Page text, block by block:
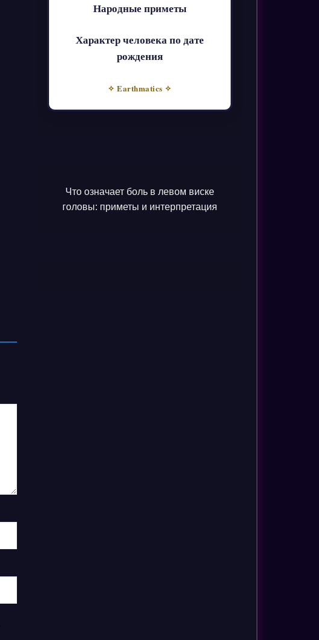
Народные приметы
Характер человека по дате
рождения
✧ Earthmatics ✧
Что означает боль в левом виске
головы: приметы и интерпретация